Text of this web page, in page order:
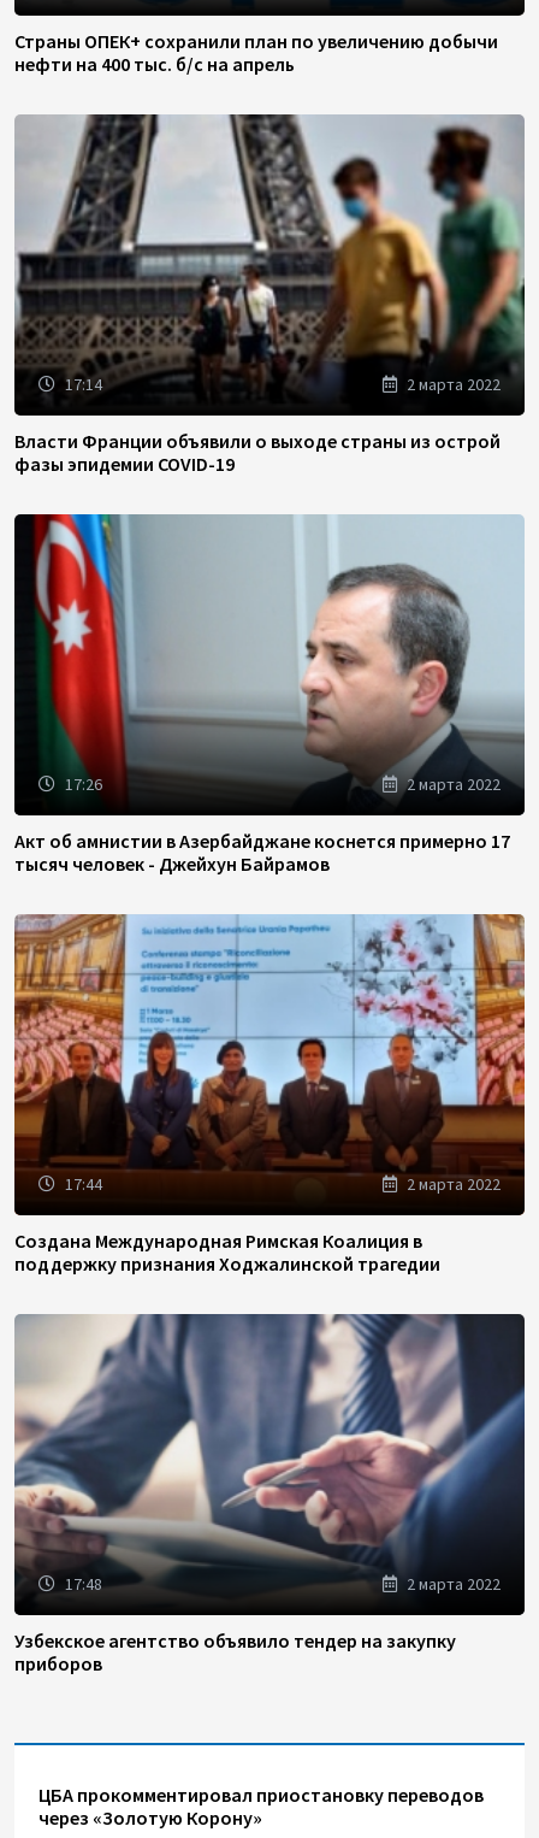
Страны ОПЕК+ сохранили план по увеличению добычи
нефти на 400 тыс. б/с на апрель
17:14 2 марта 2022
Власти Франции объявили о выходе страны из острой
фазы эпидемии COVID-19
17:26 2 марта 2022
Акт об амнистии в Азербайджане коснется примерно 17
тысяч человек - Джейхун Байрамов
17:44 2 марта 2022
Создана Международная Римская Коалиция в
поддержку признания Ходжалинской трагедии
17:48 2 марта 2022
Узбекское агентство объявило тендер на закупку
приборов
ЦБА прокомментировал приостановку переводов
через «Золотую Корону»